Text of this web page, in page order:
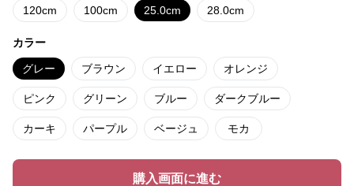
120cm 100cm 25.0cm 28.0cm
カラー
グレー ブラウン イエロー オレンジ
ピンク グリーン ブルー ダークブルー
カーキ パープル ベージュ モカ
購入画面に進む